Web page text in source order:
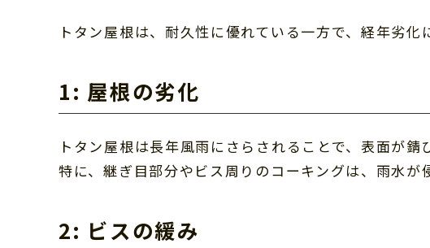
トタン屋根は、耐久性に優れている一方で、経年劣化
1: 屋根の劣化
トタン屋根は長年風雨にさらされることで、表面が錆
特に、継ぎ目部分やビス周りのコーキングは、雨水が
2: ビスの緩み